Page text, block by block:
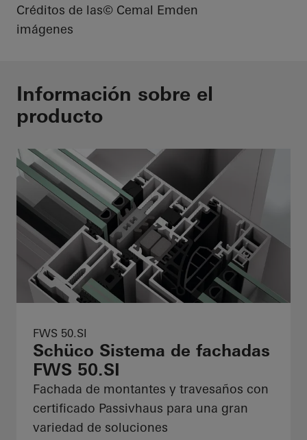
Créditos de las
imágenes
© Cemal Emden
Información sobre el
producto
FWS 50.SI
Schüco Sistema de fachadas
FWS 50.SI
Fachada de montantes y travesaños con
certificado Passivhaus para una gran
variedad de soluciones